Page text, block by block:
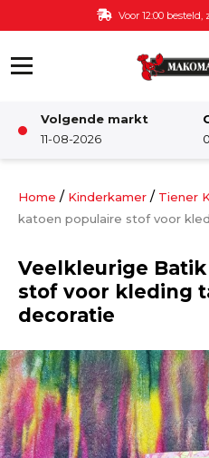
Ga naar de inhoud Voor 12:00
Volgende markt
11-08-2026
Home / Kinderkamer / Tiener
katoen populaire stof voor
Veelkleurige
stof voor kleding
decoratie